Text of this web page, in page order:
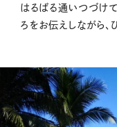
はるばる通いつづけ
ろをお伝えしながら、